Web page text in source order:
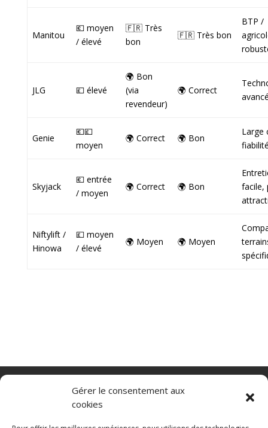
Gérer le consentement aux
cookies
Manitou
💶 moyen
/ élevé
🇫🇷 Très
bon
🇫🇷 Très bon
BTP /
JLG 💷 élevé
🌍 Bon
(via
revendeur)
🌍 Correct
Genie
💶💷
moyen
🌍 Correct 🌍 Bon
Large
Skyjack
💶 entrée
/ moyen
🌍 Correct 🌍 Bon
facile,
Niftylift /
Hinowa
💷 moyen
/ élevé
🌍 Moyen 🌍 Moyen
Transpalette electrique
CGV
Mentions légales
Politique de confidentialité et protection des